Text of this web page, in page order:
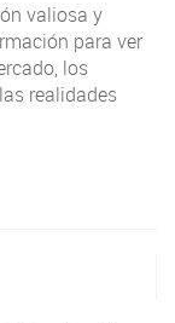
valiosa y
para ver
los
realidades